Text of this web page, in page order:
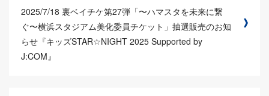
2025/7/18 裏ベイチケ第27弾「〜ハマスタを未来に繋
ぐ〜横浜スタジアム美化委員チケット」抽選販売のお知
らせ『キッズSTAR☆NIGHT 2025 Supported by
J:COM』